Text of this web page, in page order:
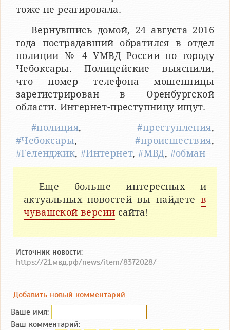
тоже не реагировала.
Вернувшись домой, 24 августа 2016
года пострадавший обратился в отдел
полиции № 4 УМВД России по городу
Чебоксары. Полицейские выяснили,
что номер телефона мошенницы
зарегистрирован в Оренбургской
области. Интернет-преступницу ищут.
#полиция,#преступления,
#Чебоксары,#происшествия,
#Геленджик, #Интернет,#МВД, #обман
Еще больше интересных и
актуальных новостей вы найдете в
чувашской версии сайта!
Источник новости:
https://21.мвд.рф/news/item/8372028/
Добавить новый комментарий
Ваше имя:
Ваш комментарий: